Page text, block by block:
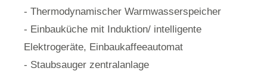
- Thermodynamischer Warmwasserspeicher
- Einbauküche mit Induktion/ intelligente
Elektrogeräte, Einbaukaffeeautomat
- Staubsauger zentralanlage